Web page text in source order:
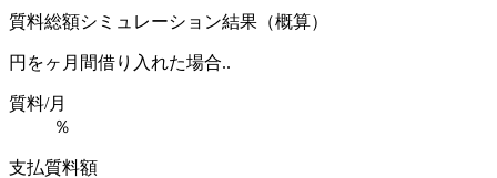
質料総額シミュレーション結果（概算）
円をヶ月間借り入れた場合..
質料/月
％
支払質料額